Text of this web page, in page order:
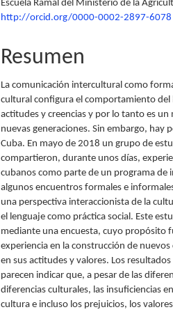
artículo
Escuela Ramal del Ministerio de la
http://orcid.org/0000-0002-2897-6078
Resumen
La comunicación intercultural como
cultural configura el comportamiento
actitudes y creencias y por lo tanto es
nuevas generaciones. Sin embargo, hay
Cuba. En mayo de 2018 un grupo de
compartieron, durante unos días,
cubanos como parte de un programa de
algunos encuentros formales e
una perspectiva interaccionista de la
el lenguaje como práctica social. Este
mediante una encuesta, cuyo propósito
experiencia en la construcción de
en sus actitudes y valores. Los
parecen indicar que, a pesar de las
diferencias culturales, las insuficiencias
cultura e incluso los prejuicios, los